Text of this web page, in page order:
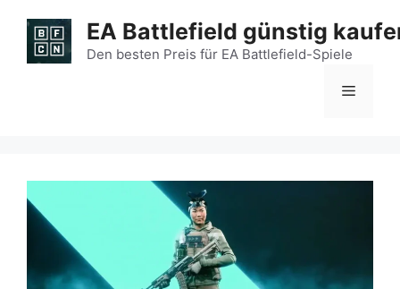
Inhalt
springen
EA Battlefield günstig
Den besten Preis für EA Battlefield-Spiele
Menü